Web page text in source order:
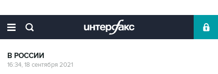
В РОССИИ
16:34, 18 сентября 2021